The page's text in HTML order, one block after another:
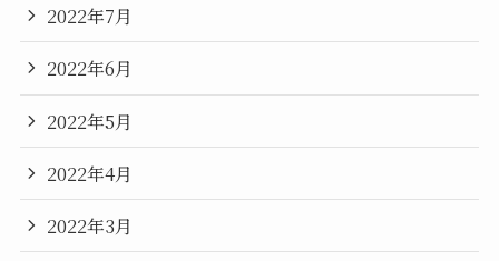
2022年7月
2022年6月
2022年5月
2022年4月
2022年3月